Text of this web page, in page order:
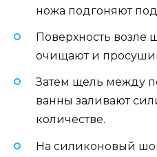
ножа подгоняют под
Поверхность возле
очищают и
Затем щель между
ванны заливают
количестве.
На силиконовый